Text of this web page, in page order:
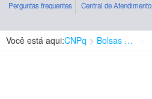
Perguntas frequentes Central de Atendimento
Você está aqui:CNPq Bolsas e Auxílios Vigentes